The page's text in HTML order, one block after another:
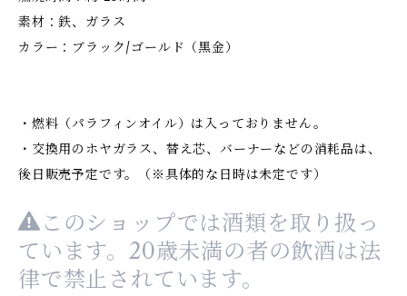
素材：鉄、ガラス
カラー：ブラック/ゴールド（黒金）
・燃料（パラフィンオイル）は入っておりません。
・交換用のホヤガラス、替え芯、バーナーなどの消耗品は、
後日販売予定です。（※具体的な日時は未定です）
このショップでは酒類を取り扱っ
ています。20歳未満の者の飲酒は法
律で禁止されています。